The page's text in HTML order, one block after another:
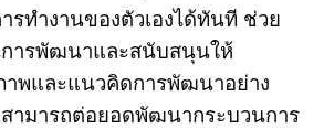
รทำงานของตัวเองได้ทันที ช่วย
ารพัฒนาและสนับสนุนให้
พและแนวคิดการพัฒนาอย่าง
สามารถต่อยอดพัฒนากระบวนการ